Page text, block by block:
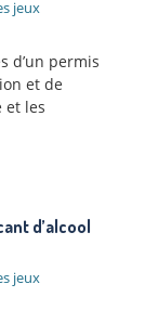
jeux
d’un permis
et de
et les
d’alcool
jeux